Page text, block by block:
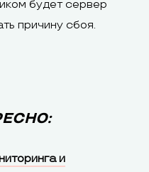
будет сервер
причину сбоя.
и